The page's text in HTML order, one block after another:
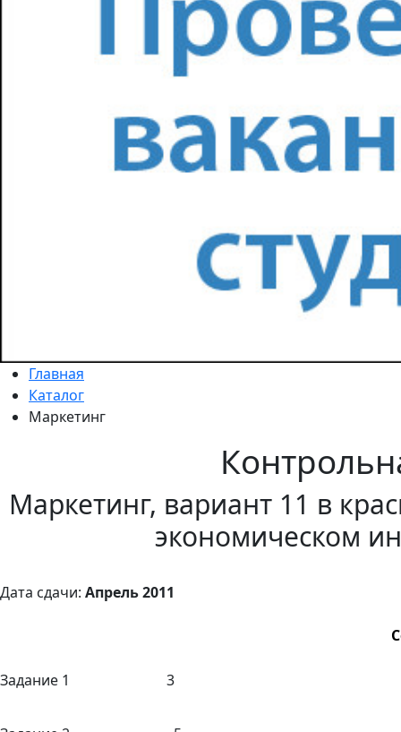
Главная
Каталог
Маркетинг
Маркетинг, вариант 11 в
экономическом
Дата сдачи: Апрель 2011
Задание 1 3